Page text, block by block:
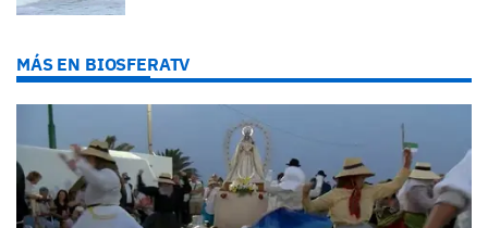
MÁS EN BIOSFERATV